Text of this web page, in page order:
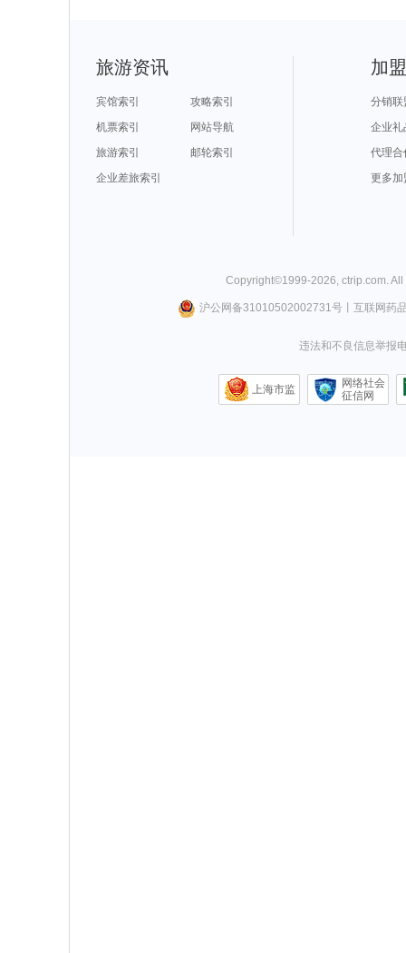
旅游资讯
宾馆索引
攻略索引
机票索引
网站导航
旅游索引
邮轮索引
企业差旅索引
加
分销联
企业礼
代理合
更多加
Copyright©1999-2026 ctrip.com .
沪公网备31010502002731号丨 互联网药
违法和不良信息举报
上海市监
网络社会
征信网